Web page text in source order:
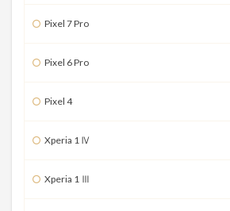
Pixel 7 Pro
Pixel 6 Pro
Pixel 4
Xperia 1 Ⅳ
Xperia 1 Ⅲ